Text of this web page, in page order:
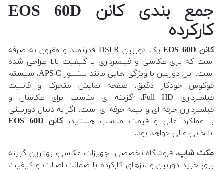
جمع بندی کانن EOS 60D
کارکرده
کانن EOS 60D
یک دوربین DSLR قدرتمند و مقرون به صرفه
است که برای عکاسی و فیلمبرداری با کیفیت بالا طراحی شده
است. این دوربین با ویژگی هایی مانند سنسور APS-C، سیستم
فوکوس خودکار دقیق، صفحه نمایش متحرک و قابلیت
فیلمبرداری Full HD، گزینه ای مناسب برای عکاسان و
فیلمبرداران حرفه ای و نیمه حرفه ای است. اگر به دنبال دوربینی
با عملکرد عالی و قیمت مناسب هستید،کانن EOS 60D
انتخابی عالی خواهد بود.
مکث شاپ، فروشگاه تخصصی تجهیزات عکاسی، بهترین گزینه
برای خرید دوربین و لنزهای کارکرده با ضمانت اصالت و کیفیت